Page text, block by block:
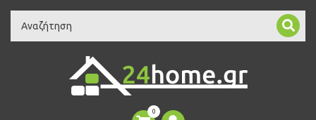
Search
0